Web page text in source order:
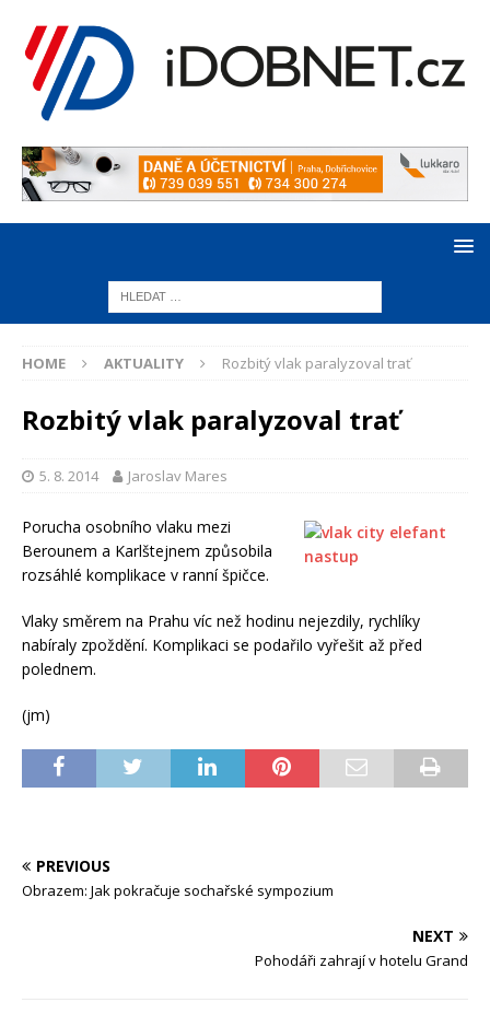
HOME AKTUALITY Rozbitý vlak paralyzoval trať
Rozbitý vlak paralyzoval trať
5. 8. 2014 Jaroslav Mares
Porucha osobního vlaku mezi
Berounem a Karlštejnem způsobila
rozsáhlé komplikace v ranní špičce.
Vlaky směrem na Prahu víc než hodinu nejezdily, rychlíky
nabíraly zpoždění. Komplikaci se podařilo vyřešit až před
polednem.
(jm)
PREVIOUS
Obrazem: Jak pokračuje sochařské sympozium
NEXT
Pohodáři zahrají v hotelu Grand